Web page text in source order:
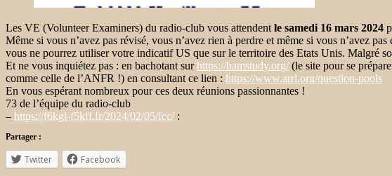
Les VE (Volunteer Examiners) du radio-club vous attendent le samedi 16 mars 2024
Même si vous n’avez pas révisé, vous n’avez rien à perdre et même si vous n’avez
vous ne pourrez utiliser votre indicatif US que sur le territoire des Etats Unis. Malgré
Et ne vous inquiétez pas : en bachotant surhttps://hamstudy.org/ (le site pour se
comme celle de l’ANFR !) en consultant ce lien : https://www.arrl.org/question-pools
En vous espérant nombreux pour ces deux réunions passionnantes !
73 de l’équipe du radio-club
– https://f6kgl-f5kff.fr/2024/02/05/fcc/ :
Partager :
Twitter Facebook